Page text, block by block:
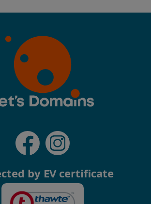
by EV certificate